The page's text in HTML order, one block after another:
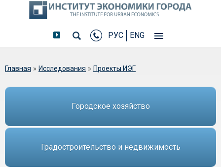
РУС ENG
Вы здесь
Главная » Исследования » Проекты ИЭГ
Городское хозяйство
Градостроительство и недвижимость